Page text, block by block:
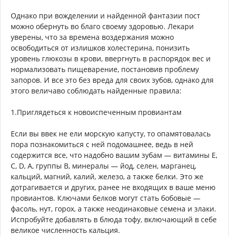
Однако при вожделении и найденной фантазии пост
можно обернуть во благо своему здоровью. Лекари
уверены, что за времена воздержания можно
освободиться от излишков холестерина, понизить
уровень глюкозы в крови, ввергнуть в распорядок вес и
нормализовать пищеварение, постановив проблему
запоров. И все это без вреда для своих зубов, однако для
этого величаво соблюдать найденные правила:
1.Приглядеться к новоиспеченным провиантам
Если вы ввек не ели морскую капусту, то опамятовалась
пора познакомиться с ней подомашнее, ведь в ней
содержится все, что надобно вашим зубам — витамины Е,
С, D, А, группы В, минералы — йод, селен, марганец,
кальций, магний, калий, железо, а также белки. Это же
дотрагивается и других, ранее не входящих в ваше меню
провиантов. Ключами белков могут стать бобовые —
фасоль, нут, горох, а также неодинаковые семена и злаки.
Испробуйте добавлять в блюда тофу, включающий в себе
великое численность кальция.